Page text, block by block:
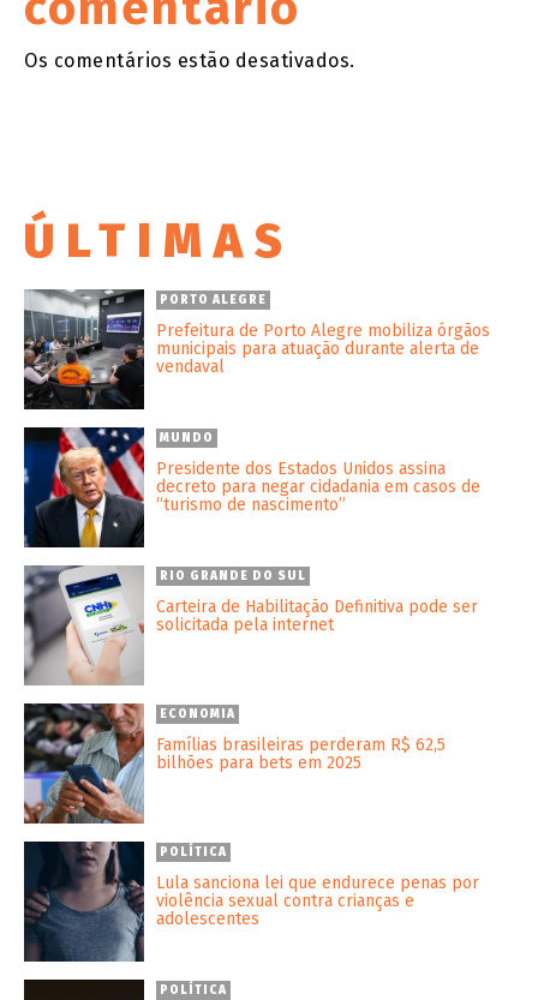
Os comentários estão desativados.
ÚLTIMAS
PORTO ALEGRE
Prefeitura de Porto Alegre mobiliza órgãos
municipais para atuação durante alerta de
vendaval
MUNDO
Presidente dos Estados Unidos assina
decreto para negar cidadania em casos de
“turismo de nascimento”
RIO GRANDE DO SUL
Carteira de Habilitação Definitiva pode ser
solicitada pela internet
ECONOMIA
Famílias brasileiras perderam R$ 62,5
bilhões para bets em 2025
POLÍTICA
Lula sanciona lei que endurece penas por
violência sexual contra crianças e
adolescentes
POLÍTICA